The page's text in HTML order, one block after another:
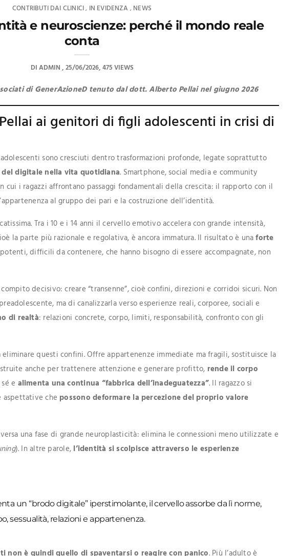
CONTRIBUTI DAI CLINICI, IN EVIDENZA , NEWS
e neuroscienze: perché il mondo reale
conta
DIADMIN 25/06/2026 475 VIEWS
di GenerAzioneD tenuto dal dott. Alberto Pellai nel giugno 2026
ai genitori di figli adolescenti in crisi di
sono cresciuti dentro trasformazioni profonde, legate soprattutto
del digitale nella vita quotidiana. Smartphone, social media e community
cui i ragazzi affrontano passaggi fondamentali della crescita: il rapporto con il
al gruppo dei pari e la costruzione dell’identità.
Tra i 10 e i 14 anni il cervello emotivo accelera con grande intensità,
la parte più razionale e regolativa, è ancora immatura. Il risultato è unaforte
difficili da contenere, che hanno bisogno di essere accompagnate, non
decisivo: creare “transenne”, cioè confini, direzioni e corridoi sicuri. Non
ma di canalizzarla verso esperienze reali, corporee, sociali e
di realtà: relazioni concrete, corpo, limiti, responsabilità, confronto con gli
eliminare questi confini. Offre appartenenze immediate ma fragili, sostituisce la
anche per trattenere attenzione e generare profitto, rende il corpo
e alimenta una continua “fabbrica dell’inadeguatezza”. Il ragazzo si
aspettative che possono deformare la percezione del proprio valore
una fase di grande neuroplasticità: elimina le connessioni meno utilizzate e
). In altre parole, l’identità si scolpisce attraverso le esperienze
un “brodo digitale” iperstimolante, il cervello assorbe da lì norme,
sessualità, relazioni e appartenenza.
non è quindi quello di spaventarsi o reagire con panico. Più l’adulto è